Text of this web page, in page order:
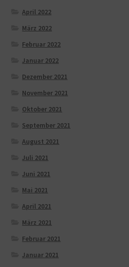
April 2022
März 2022
Februar 2022
Januar 2022
Dezember 2021
November 2021
Oktober 2021
September 2021
August 2021
Juli 2021
Juni 2021
Mai 2021
April 2021
März 2021
Februar 2021
Januar 2021